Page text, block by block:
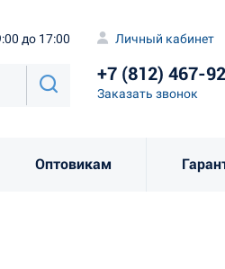
до 17:00 Личный кабинет
+7 (812) 467-
Заказать звонок
Оптовикам
Заказать